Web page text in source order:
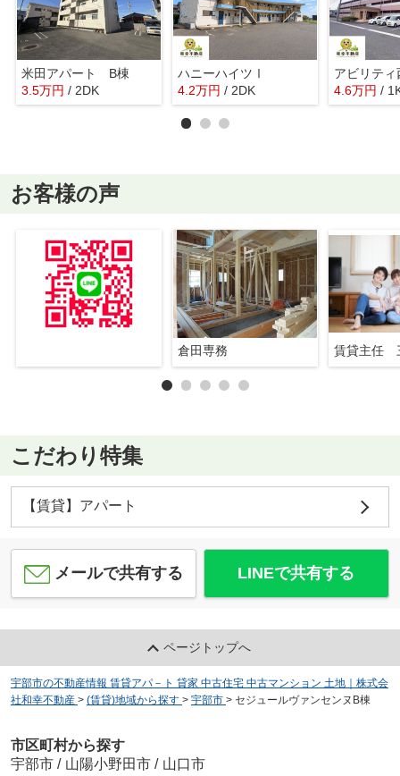
米田アパート B棟
3.5万円 / 2DK
ハニーハイツⅠ
4.2万円 / 2DK
アビリテ
4.6万円 /
お客様の声
倉田専務 賃貸主任
こだわり特集
【賃貸】アパート
メールで共有する LINEで共有する
ページトップへ
宇部市の不動産情報 賃貸アパ－ト 貸家 中古住宅 中古マンション 土地｜株式会
社和幸不動産 > (賃貸)地域から探す > 宇部市 > セジュールヴァンセンヌB棟
市区町村から探す
宇部市 / 山陽小野田市 / 山口市